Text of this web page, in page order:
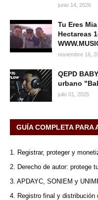
junio 14, 2026
Tu Eres
Hectareas
noviembre 16,
QEPD
urbano
julio 01, 2025
GUÍA COMPLETA PARA
1. Registrar, proteger y
2. Derecho de autor: protege
3. APDAYC, SONIEM y
4. Registro final y distribución